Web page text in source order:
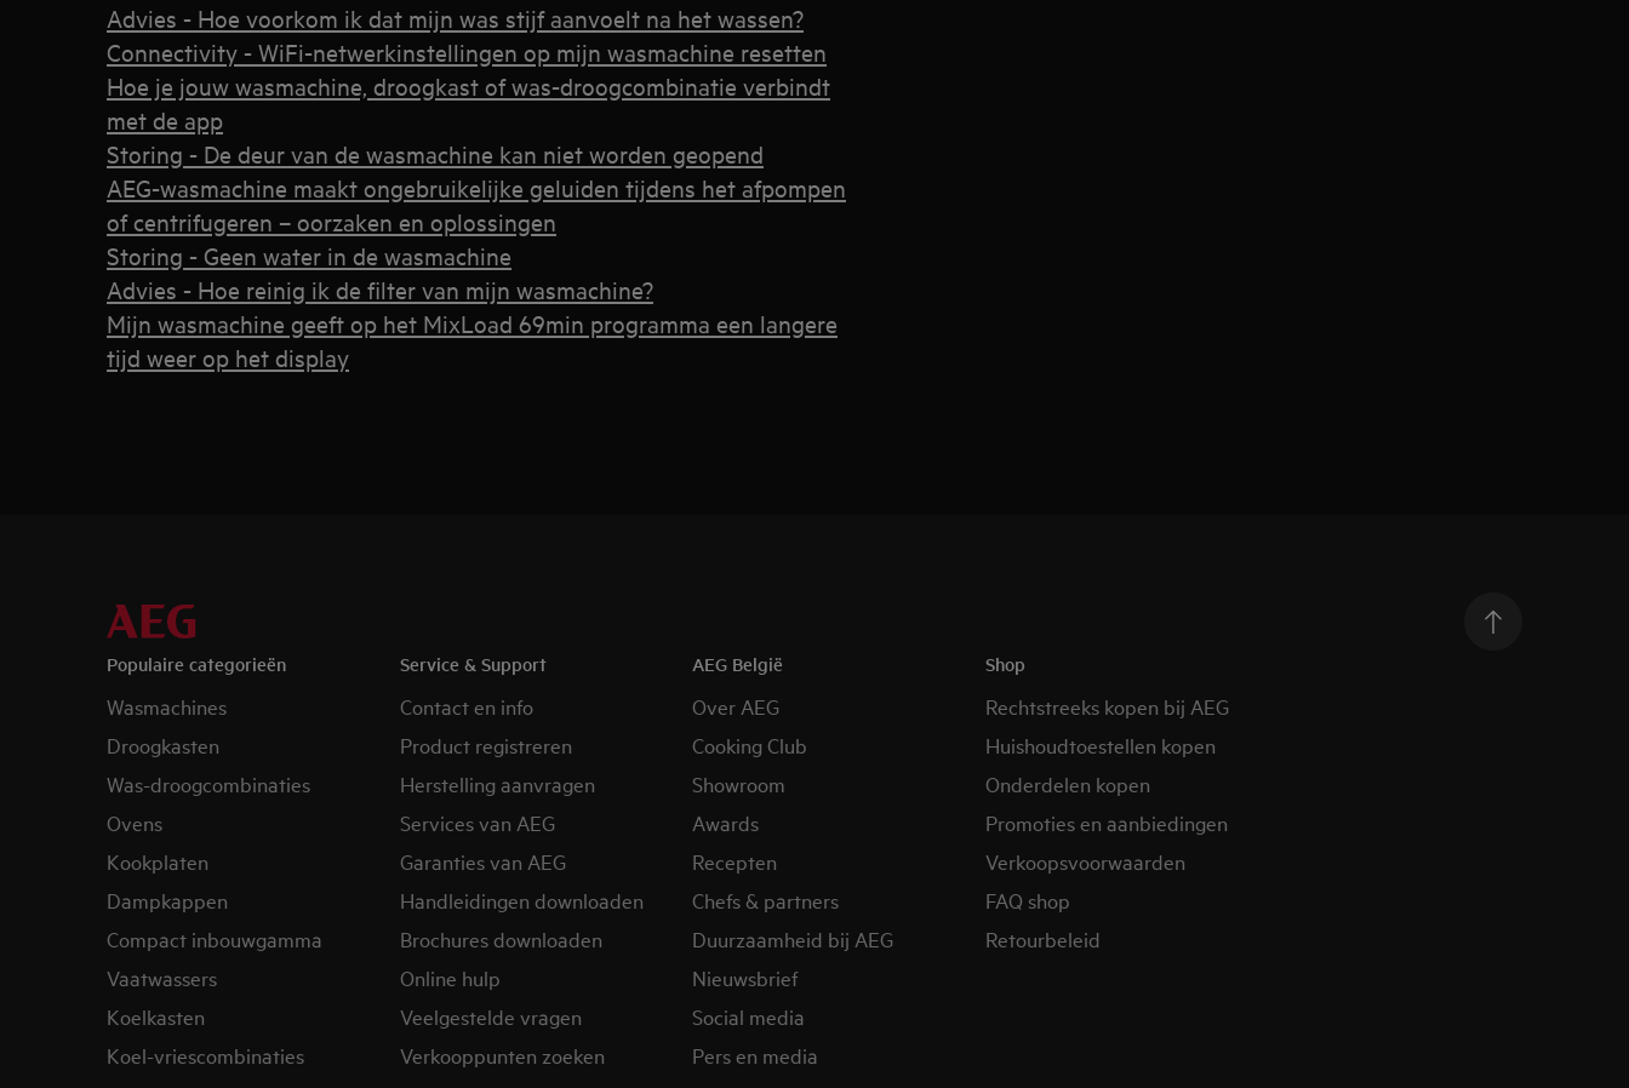
Advies - Hoe voorkom ik dat mijn was stijf aanvoelt na het wassen?
Connectivity - WiFi-netwerkinstellingen op mijn wasmachine resetten
Hoe je jouw wasmachine, droogkast of was-droogcombinatie verbindt
met de app
Storing - De deur van de wasmachine kan niet worden geopend
AEG-wasmachine maakt ongebruikelijke geluiden tijdens het afpompen
of centrifugeren – oorzaken en oplossingen
Storing - Geen water in de wasmachine
Advies - Hoe reinig ik de filter van mijn wasmachine?
Mijn wasmachine geeft op het MixLoad 69min programma een langere
tijd weer op het display
Populaire categorieën
Wasmachines
Droogkasten
Was-droogcombinaties
Ovens
Kookplaten
Dampkappen
Compact inbouwgamma
Vaatwassers
Koelkasten
Koel-vriescombinaties
Service & Support
Contact en info
Product registreren
Herstelling aanvragen
Services van AEG
Garanties van AEG
Handleidingen downloaden
Brochures downloaden
Online hulp
Veelgestelde vragen
Verkooppunten zoeken
AEG België
Over AEG
Cooking Club
Showroom
Awards
Recepten
Chefs & partners
Duurzaamheid bij AEG
Nieuwsbrief
Social media
Pers en media
Shop
Rechtstreeks kopen bij AEG
Huishoudtoestellen kopen
Onderdelen kopen
Promoties en aanbiedingen
Verkoopsvoorwaarden
FAQ shop
Retourbeleid​